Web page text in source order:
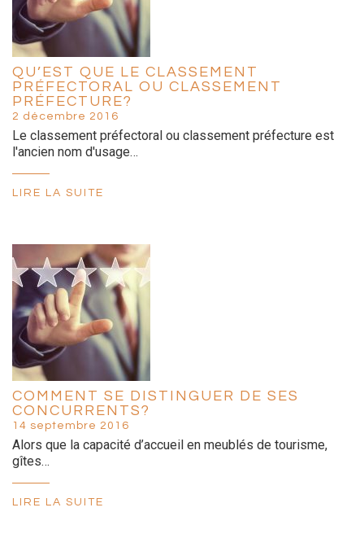
QU’EST QUE LE CLASSEMENT
PRÉFECTORAL OU CLASSEMENT
PRÉFECTURE?
2 décembre 2016
Le classement préfectoral ou classement préfecture est
l'ancien nom d'usage…
LIRE LA SUITE
COMMENT SE DISTINGUER DE SES
CONCURRENTS?
14 septembre 2016
Alors que la capacité d’accueil en meublés de tourisme,
gîtes…
LIRE LA SUITE